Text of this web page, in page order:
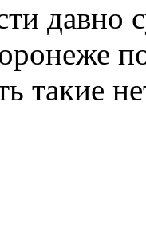
давно
такие